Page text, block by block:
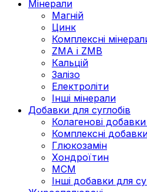
Мінерали
Магній
Цинк
Комплексні
ZMA і ZMB
Кальцій
Залізо
Електроліти
Інші мінерали
Добавки для суглобів
Колагенові
Комплексні
Глюкозамін
Хондроїтин
МСМ
Інші добавки для